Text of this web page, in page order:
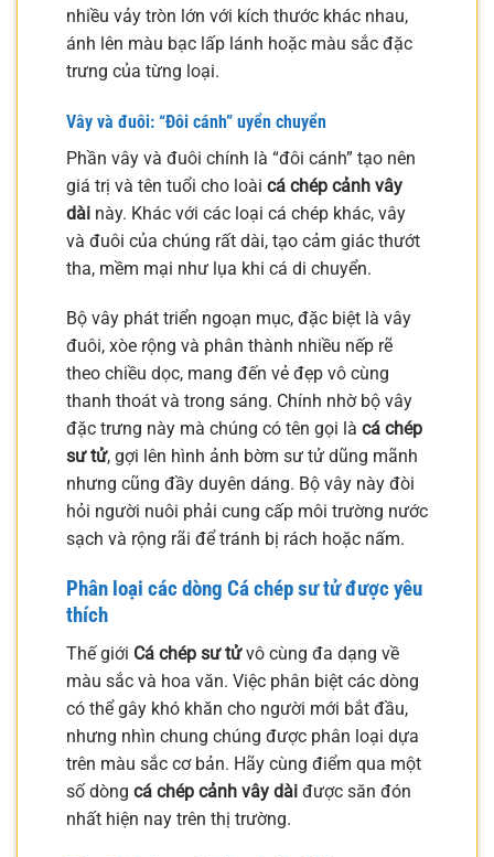
nhiều vảy tròn lớn với kích thước khác nhau,
ánh lên màu bạc lấp lánh hoặc màu sắc đặc
trưng của từng loại.
Vây và đuôi: “Đôi cánh” uyển chuyển
Phần vây và đuôi chính là “đôi cánh” tạo nên
giá trị và tên tuổi cho loài cá chép cảnh vây
dài này. Khác với các loại cá chép khác, vây
và đuôi của chúng rất dài, tạo cảm giác thướt
tha, mềm mại như lụa khi cá di chuyển.
Bộ vây phát triển ngoạn mục, đặc biệt là vây
đuôi, xòe rộng và phân thành nhiều nếp rẽ
theo chiều dọc, mang đến vẻ đẹp vô cùng
thanh thoát và trong sáng. Chính nhờ bộ vây
đặc trưng này mà chúng có tên gọi là cá chép
sư tử, gợi lên hình ảnh bờm sư tử dũng mãnh
nhưng cũng đầy duyên dáng. Bộ vây này đòi
hỏi người nuôi phải cung cấp môi trường nước
sạch và rộng rãi để tránh bị rách hoặc nấm.
Phân loại các dòng Cá chép sư tửđược yêu
thích
Thế giới Cá chép sư tửvô cùng đa dạng về
màu sắc và hoa văn. Việc phân biệt các dòng
có thể gây khó khăn cho người mới bắt đầu,
nhưng nhìn chung chúng được phân loại dựa
trên màu sắc cơ bản. Hãy cùng điểm qua một
số dòng cá chép cảnh vây dài được săn đón
nhất hiện nay trên thị trường.